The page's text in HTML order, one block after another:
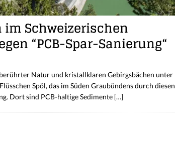
im Schweizerischen
“PCB-Spar-Sanierung“
Natur und kristallklaren Gebirgsbächen unter
Spöl, das im Süden Graubündens durch diesen
Dort sind PCB-haltige Sedimente […]